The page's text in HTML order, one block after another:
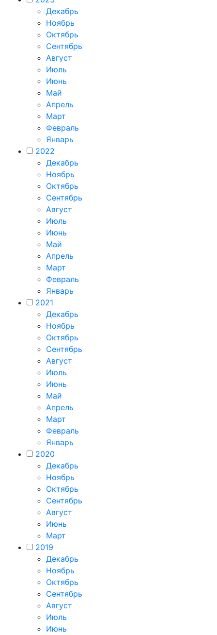
Декабрь
Ноябрь
Октябрь
Сентябрь
Август
Июль
Июнь
Май
Апрель
Март
Февраль
Январь
2022
Декабрь
Ноябрь
Октябрь
Сентябрь
Август
Июль
Июнь
Май
Апрель
Март
Февраль
Январь
2021
Декабрь
Ноябрь
Октябрь
Сентябрь
Август
Июль
Июнь
Май
Апрель
Март
Февраль
Январь
2020
Декабрь
Ноябрь
Октябрь
Сентябрь
Август
Июнь
Март
2019
Декабрь
Ноябрь
Октябрь
Сентябрь
Август
Июль
Июнь